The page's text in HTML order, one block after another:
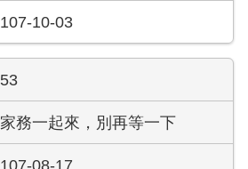
107-10-03
53
家務一起來，別再等一下
107-08-17